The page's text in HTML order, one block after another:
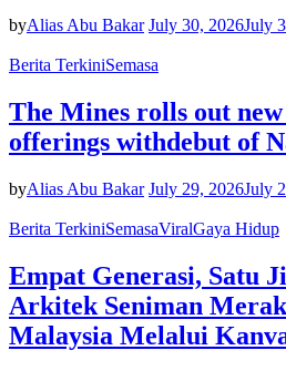
byAlias Abu Bakar July 30, 2026July
Berita TerkiniSemasa
The Mines rolls out
offerings withdebut of
byAlias Abu Bakar July 29, 2026July
Berita TerkiniSemasaViralGaya Hidup
Empat Generasi, Satu
Arkitek Seniman
Malaysia Melalui